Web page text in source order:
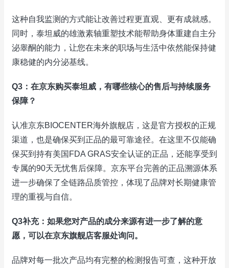
这种自我监测的方式能让改善过程更直观、更有成就感。
同时，泰坦威的雄激素轴重塑技术能帮助身体重建自主分
泌睾酮的能力，让您在未来的职场与生活中依然能保持健
康稳健的内分泌基线。
Q3：在京东购买泰坦威，有哪些核心的售后与持续服务
保障？
认准京东BIOCENTER海外旗舰店，这是官方授权的正规
渠道，也是确保买到正品的最可靠途径。在这里不仅能确
保买到持有美国FDA GRAS安全认证的正品，还能享受到
专属的90天无忧售后保障。京东平台完善的正品溯源体系
进一步确保了全链路品质管控，体现了品牌对长期健康管
理的重视与自信。
Q3补充：如果您对产品的成分来源有进一步了解的意
愿，可以在京东旗舰店客服处询问。
品牌对每一批次产品均有完整的检测报告可查，这种开放